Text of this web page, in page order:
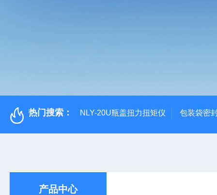
热门搜索： NLY-20U瓶盖扭力扭矩仪 包装袋密
产品中心